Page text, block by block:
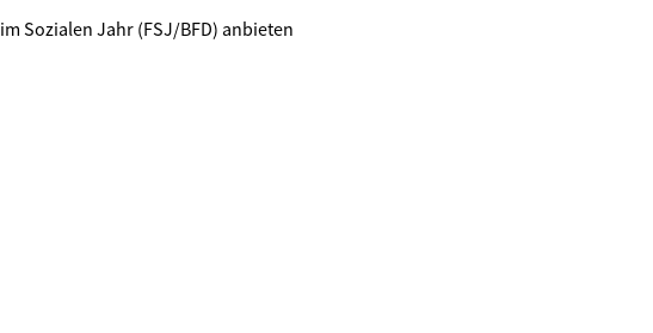
im Sozialen Jahr (FSJ/BFD) anbieten